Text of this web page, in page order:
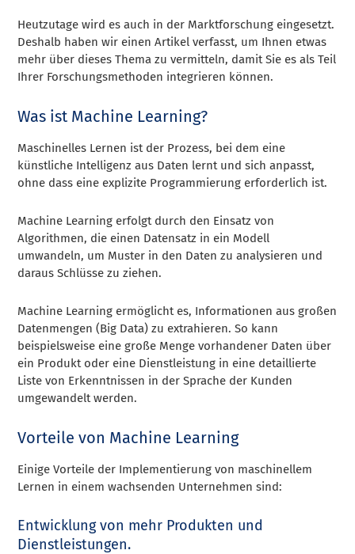
Heutzutage wird es auch in der Marktforschung eingesetzt.
Deshalb haben wir einen Artikel verfasst, um Ihnen etwas
mehr über dieses Thema zu vermitteln, damit Sie es als Teil
Ihrer Forschungsmethoden integrieren können.
Was ist Machine Learning?
Maschinelles Lernen ist der Prozess, bei dem eine
künstliche Intelligenz aus Daten lernt und sich anpasst,
ohne dass eine explizite Programmierung erforderlich ist.
Machine Learning erfolgt durch den Einsatz von
Algorithmen, die einen Datensatz in ein Modell
umwandeln, um Muster in den Daten zu analysieren und
daraus Schlüsse zu ziehen.
Machine Learning ermöglicht es, Informationen aus großen
Datenmengen (Big Data) zu extrahieren. So kann
beispielsweise eine große Menge vorhandener Daten über
ein Produkt oder eine Dienstleistung in eine detaillierte
Liste von Erkenntnissen in der Sprache der Kunden
umgewandelt werden.
Vorteile von Machine Learning
Einige Vorteile der Implementierung von maschinellem
Lernen in einem wachsenden Unternehmen sind:
Entwicklung von mehr Produkten und
Dienstleistungen.